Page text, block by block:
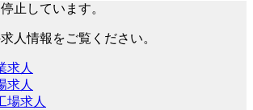
止しています。
人情報をご覧ください。
求人
求人
場求人